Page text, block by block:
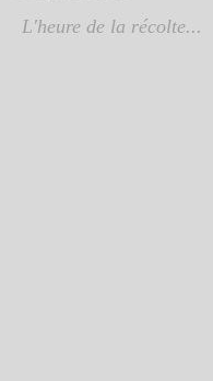
L'heure de la récolte...